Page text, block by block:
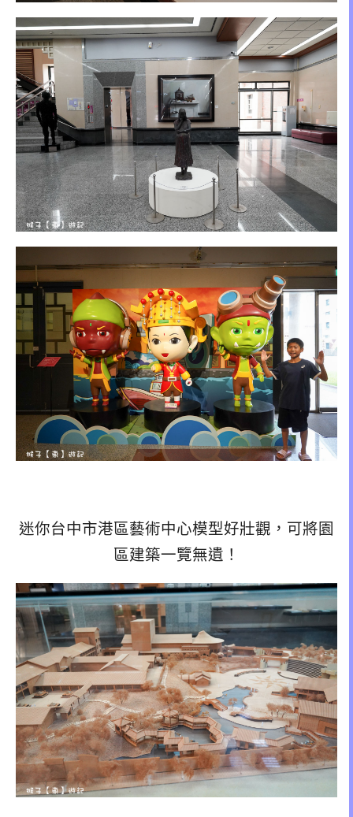
迷你台中市港區藝術中心模型好壯觀，可將園
區建築一覽無遺！